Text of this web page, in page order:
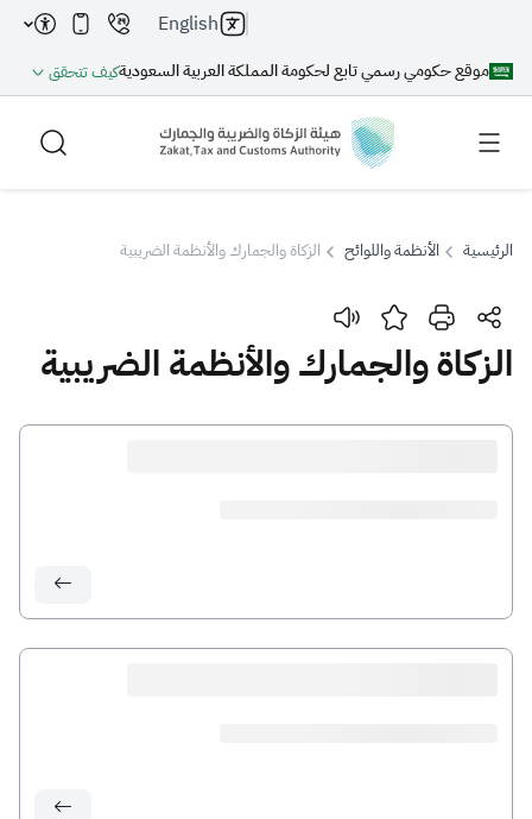
موقع حكومي رسمي تابع لحكومة المملكة العربية السعوديةكيف تتحقق
English
بحث
الرئيسية الأنظمة واللوائح الزكاة والجمارك والأنظمة الضريبية
الزكاة والجمارك والأنظمة الضريبية